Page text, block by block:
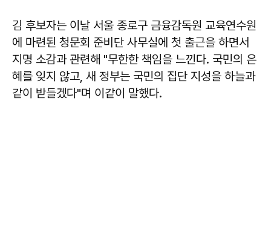
김 후보자는 이날 서울 종로구 금융감독원 교육연수원
에 마련된 청문회 준비단 사무실에 첫 출근을 하면서
지명 소감과 관련해 "무한한 책임을 느낀다. 국민의 은
혜를 잊지 않고, 새 정부는 국민의 집단 지성을 하늘과
같이 받들겠다"며 이같이 말했다.